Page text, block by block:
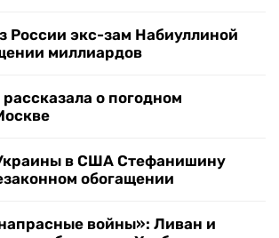
России экс-зам Набиуллиной
миллиардов
о погодном
в США Стефанишину
обогащении
войны»: Ливан и